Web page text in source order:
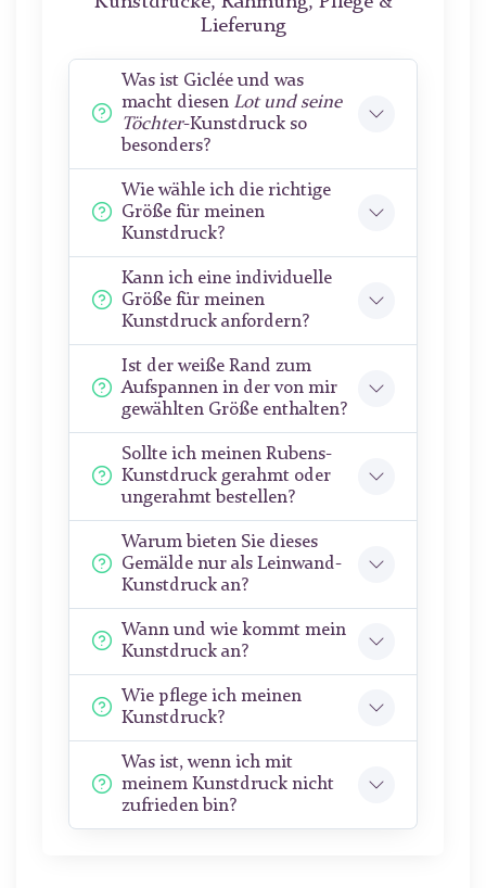
Lieferung
Was ist Giclée und was
macht diesen Lot und seine
Töchter-Kunstdruck so
besonders?
Wie wähle ich die richtige
Größe für meinen
Kunstdruck?
Kann ich eine individuelle
Größe für meinen
Kunstdruck anfordern?
Ist der weiße Rand zum
Aufspannen in der von mir
gewählten Größe enthalten?
Sollte ich meinen Rubens-
Kunstdruck gerahmt oder
ungerahmt bestellen?
Warum bieten Sie dieses
Gemälde nur als Leinwand-
Kunstdruck an?
Wann und wie kommt mein
Kunstdruck an?
Wie pflege ich meinen
Kunstdruck?
Was ist, wenn ich mit
meinem Kunstdruck nicht
zufrieden bin?